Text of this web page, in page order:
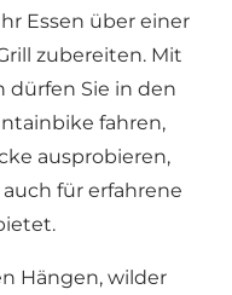
Essen über einer
zubereiten. Mit
Sie in den
fahren,
ausprobieren,
für erfahrene
Hängen, wilder